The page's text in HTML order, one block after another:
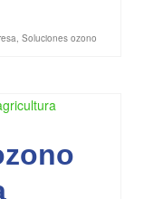
Soluciones ozono